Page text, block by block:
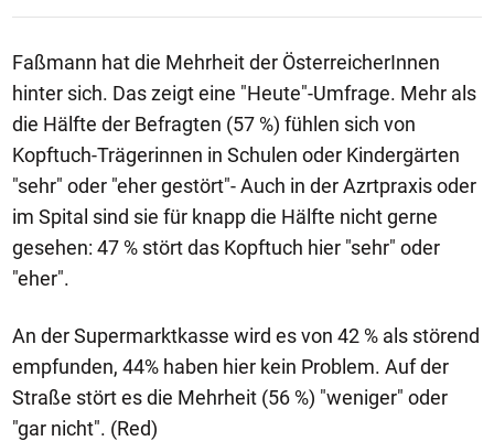
Faßmann hat die Mehrheit der ÖsterreicherInnen
hinter sich. Das zeigt eine "Heute"-Umfrage. Mehr als
die Hälfte der Befragten (57 %) fühlen sich von
Kopftuch-Trägerinnen in Schulen oder Kindergärten
"sehr" oder "eher gestört"- Auch in der Azrtpraxis oder
im Spital sind sie für knapp die Hälfte nicht gerne
gesehen: 47 % stört das Kopftuch hier "sehr" oder
"eher".
An der Supermarktkasse wird es von 42 % als störend
empfunden, 44% haben hier kein Problem. Auf der
Straße stört es die Mehrheit (56 %) "weniger" oder
"gar nicht". (Red)